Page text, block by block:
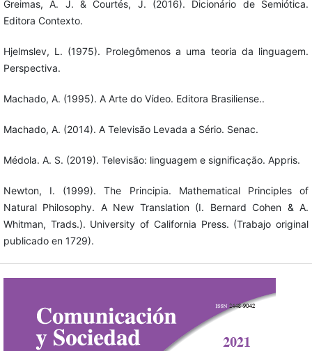
Greimas, A. J. & Courtés, J. (2016). Dicionário de Semiótica.
Editora Contexto.
Hjelmslev, L. (1975). Prolegômenos a uma teoria da linguagem.
Perspectiva.
Machado, A. (1995). A Arte do Vídeo. Editora Brasiliense..
Machado, A. (2014). A Televisão Levada a Sério. Senac.
Médola. A. S. (2019). Televisão: linguagem e significação. Appris.
Newton, I. (1999). The Principia. Mathematical Principles of
Natural Philosophy. A New Translation (I. Bernard Cohen & A.
Whitman, Trads.). University of California Press. (Trabajo original
publicado en 1729).